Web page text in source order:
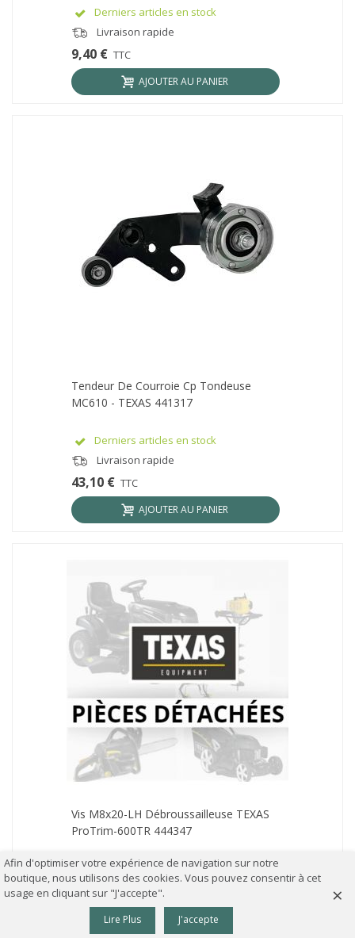
Derniers articles en stock
Livraison rapide
9,40 € TTC
AJOUTER AU PANIER
Tendeur De Courroie Cp Tondeuse
MC610 - TEXAS 441317
Derniers articles en stock
Livraison rapide
43,10 € TTC
AJOUTER AU PANIER
Vis M8x20-LH Débroussailleuse TEXAS
ProTrim-600TR 444347
Derniers articles en stock
Livraison rapide
9,90 € TTC
Panier
0
Afin d'optimiser votre expérience de navigation sur notre
boutique, nous utilisons des cookies. Vous pouvez consentir à cet
usage en cliquant sur "J'accepte".
Lire Plus J'accepte
×